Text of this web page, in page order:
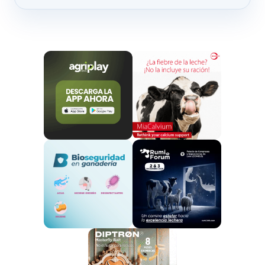
de origen animal.
torta que luego se usan para la producción de
piensos para porcinos y ovinos. Los resultados de
la evaluación determinaban que el uso de estos
ingredientes permitían una producción de carne y
leche con un valor nutricional más saludable.
Ovejas:
En el caso específico de las ovejas, se realizó un
ensayo dividiéndolas en dos grupos. El ensayo
demostró que las ovejas que fueron alimentadas con
pienso mezclado con torta de oleaginosas (con lino,
girasol y colza) producíanleche con un perfil de
ácidos grasos más saludablesque las que fueron
alimentadas con pienso regular comercial.